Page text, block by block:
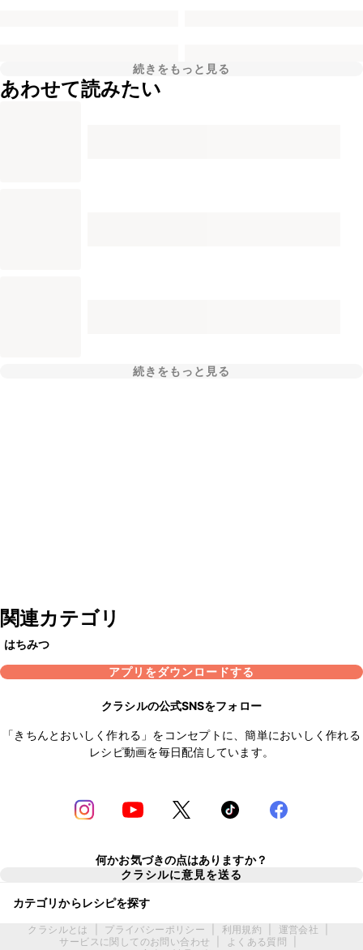
続きをもっと見る
あわせて読みたい
続きをもっと見る
関連カテゴリ
はちみつ
アプリをダウンロードする
クラシルの公式SNSをフォロー
「きちんとおいしく作れる」をコンセプトに、簡単においしく作れる
レシピ動画を毎日配信しています。
何かお気づきの点はありますか？
クラシルに意見を送る
カテゴリからレシピを探す
クラシルとは プライバシーポリシー 利用規約 運営会社
サービスに関してのお問い合わせ
よくある質問